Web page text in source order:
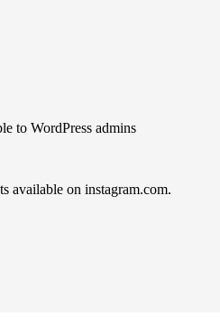
to WordPress admins
available on instagram.com.